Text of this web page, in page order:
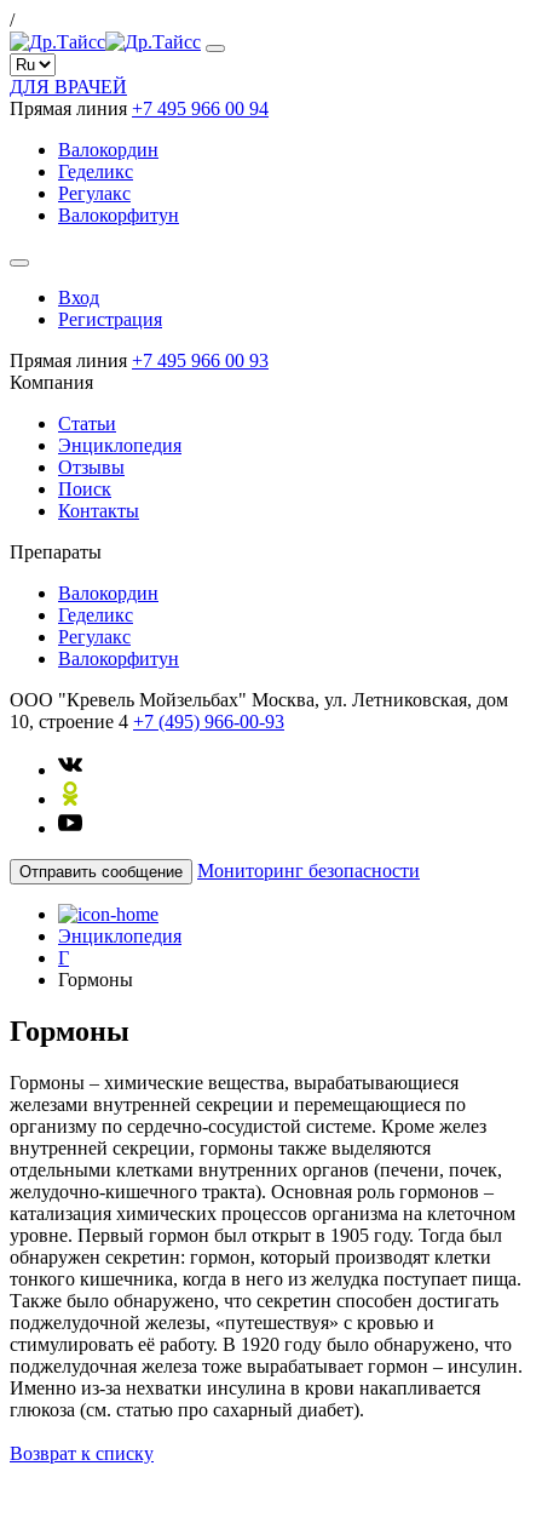
/
ДЛЯ ВРАЧЕЙ
Прямая линия +7 495 966 00 94
Валокордин
Геделикс
Регулакс
Валокорфитун
Вход
Регистрация
Прямая линия +7 495 966 00 93
Компания
Статьи
Энциклопедия
Отзывы
Поиск
Контакты
Препараты
Валокордин
Геделикс
Регулакс
Валокорфитун
ООО "Кревель Мойзельбах" Москва, ул. Летниковская, дом
10, строение 4 +7 (495) 966-00-93
Отправить сообщение Мониторинг безопасности
Энциклопедия
Г
Гормоны
Гормоны
Гормоны – химические вещества, вырабатывающиеся
железами внутренней секреции и перемещающиеся по
организму по сердечно-сосудистой системе. Кроме желез
внутренней секреции, гормоны также выделяются
отдельными клетками внутренних органов (печени, почек,
желудочно-кишечного тракта). Основная роль гормонов –
катализация химических процессов организма на клеточном
уровне. Первый гормон был открыт в 1905 году. Тогда был
обнаружен секретин: гормон, который производят клетки
тонкого кишечника, когда в него из желудка поступает пища.
Также было обнаружено, что секретин способен достигать
поджелудочной железы, «путешествуя» с кровью и
стимулировать её работу. В 1920 году было обнаружено, что
поджелудочная железа тоже вырабатывает гормон – инсулин.
Именно из-за нехватки инсулина в крови накапливается
глюкоза (см. статью про сахарный диабет).
Возврат к списку